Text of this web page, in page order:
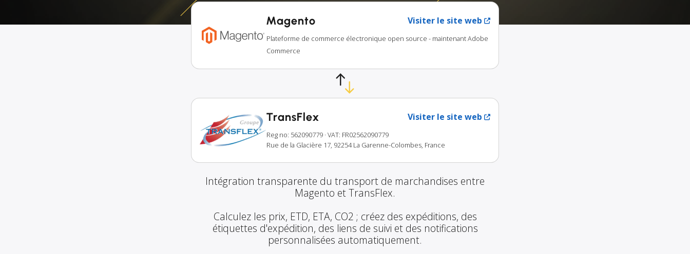
Magento Visiter le site web
Plateforme de commerce électronique open source - maintenant Adobe
Commerce
TransFlex Visiter le site web
Reg no: 562090779 · VAT: FR02562090779
Rue de la Glacière 17, 92254 La Garenne-Colombes, France
Intégration transparente du transport de marchandises entre
Magento et TransFlex.
Calculez les prix, ETD, ETA, CO2 ; créez des expéditions, des
étiquettes d'expédition, des liens de suivi et des notifications
personnalisées automatiquement.